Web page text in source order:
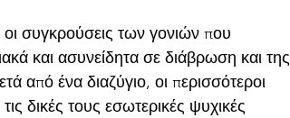
συγκρούσεις των γονιών που
και ασυνείδητα σε διάβρωση και της
από ένα διαζύγιο, οι περισσότεροι
δικές τους εσωτερικές ψυχικές